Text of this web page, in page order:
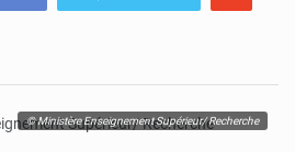
© Ministère Enseignement Supérieur/ Recherche